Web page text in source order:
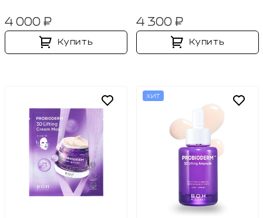
4 000 ₽
Купить
4 300 ₽
Купить
ХИТ